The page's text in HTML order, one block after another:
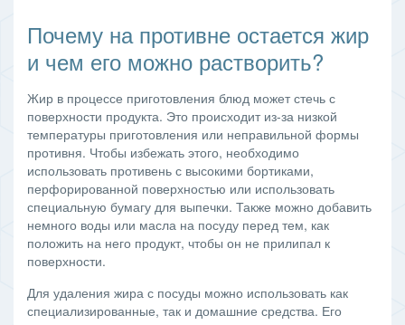
Почему на противне остается жир
и чем его можно растворить?
Жир в процессе приготовления блюд может стечь с
поверхности продукта. Это происходит из-за низкой
температуры приготовления или неправильной формы
противня. Чтобы избежать этого, необходимо
использовать противень с высокими бортиками,
перфорированной поверхностью или использовать
специальную бумагу для выпечки. Также можно добавить
немного воды или масла на посуду перед тем, как
положить на него продукт, чтобы он не прилипал к
поверхности.
Для удаления жира с посуды можно использовать как
специализированные, так и домашние средства. Его